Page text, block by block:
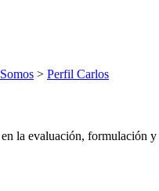
> Perfil Carlos
la evaluación, formulación